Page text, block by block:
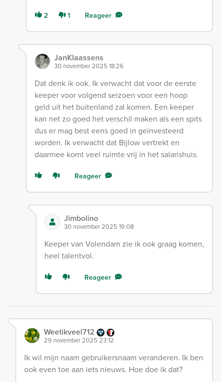
2 1 Reageer
JanKlaassens
30 november 2025 18:26
Dat denk ik ook. Ik verwacht dat voor de eerste
keeper voor volgend seizoen voor een hoop
geld uit het buitenland zal komen. Een keeper
kan net zo goed het verschil maken als een spits
dus er mag best eens goed in geïnvesteerd
worden. Ik verwacht dat Bijlow vertrekt en
daarmee komt veel ruimte vrij in het salarishuis.
Reageer
Jimbolino
30 november 2025 19:08
Keeper van Volendam zie ik ook graag komen,
heel talentvol.
Reageer
Weetikveel712
29 november 2025 23:12
Ik wil mijn naam gebruikersnaam veranderen. Ik ben
ook even toe aan iets nieuws. Hoe doe ik dat?